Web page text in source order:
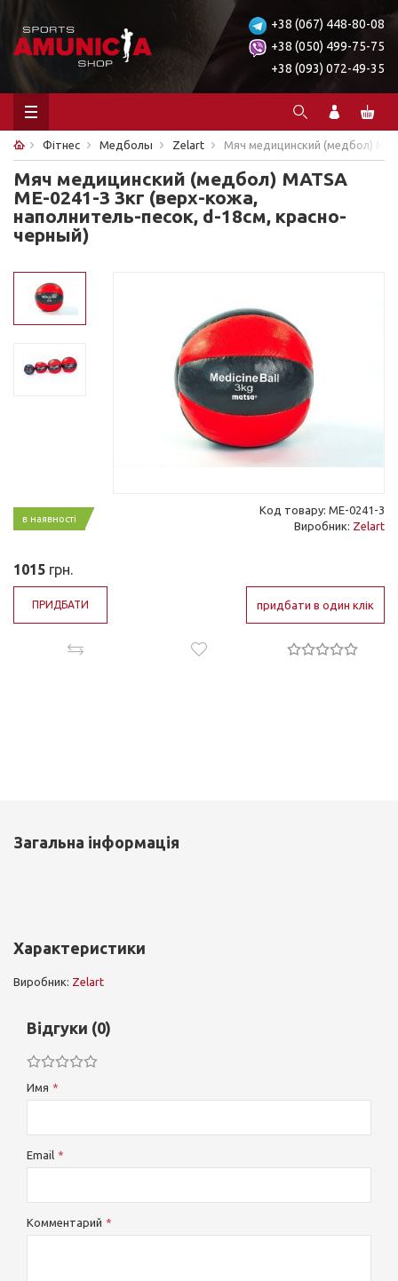
+38 (067) 448-80-08
+38 (050) 499-75-75
+38 (093) 072-49-35
Фітнес Медболы Zelart Мяч медицинский (медбол)
Мяч медицинский (медбол) MATSA
ME-0241-3 3кг (верх-кожа,
наполнитель-песок, d-18см, красно-
черный)
в наявності
Код товару: ME-0241-3
Виробник: Zelart
1015 грн.
ПРИДБАТИ придбати в один клік
Загальна інформація
Характеристики
Виробник: Zelart
Відгуки (0)
Имя
Email
Комментарий